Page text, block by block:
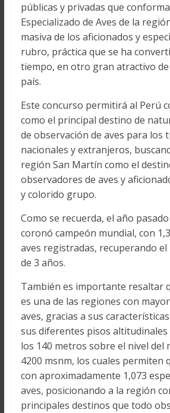
públicas y privadas que
Especializado de Aves de la
masiva de los aficionados y
rubro, práctica que se ha
tiempo, en otro gran atractivo
país.
Este concurso permitirá al Perú
como el principal destino de
de observación de aves para los
nacionales y extranjeros,
región San Martín como el
observadores de aves y
y colorido grupo.
Como se recuerda, el año
coronó campeón mundial, con
aves registradas, recuperando
de 3 años.
También es importante resaltar
es una de las regiones con
aves, gracias a sus
sus diferentes pisos altitudinales
los 140 metros sobre el nivel del
4200 msnm, los cuales permiten
con aproximadamente 1,073
aves, posicionando a la región
principales destinos que todo